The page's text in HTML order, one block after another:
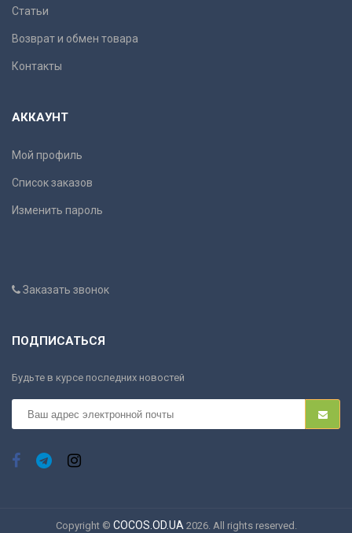
Статьи
Возврат и обмен товара
Контакты
АККАУНТ
Мой профиль
Список заказов
Изменить пароль
Заказать звонок
ПОДПИСАТЬСЯ
Будьте в курсе последних новостей
Copyright © COCOS.OD.UA2026. All rights reserved.